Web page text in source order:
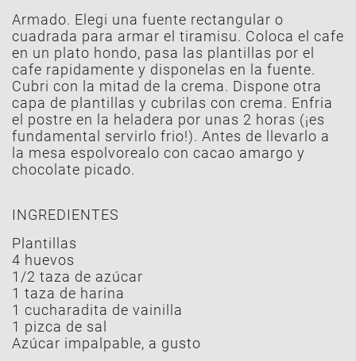
Armado. Elegi una fuente rectangular o
cuadrada para armar el tiramisu. Coloca el cafe
en un plato hondo, pasa las plantillas por el
cafe rapidamente y disponelas en la fuente.
Cubri con la mitad de la crema. Dispone otra
capa de plantillas y cubrilas con crema. Enfria
el postre en la heladera por unas 2 horas (¡es
fundamental servirlo frio!). Antes de llevarlo a
la mesa espolvorealo con cacao amargo y
chocolate picado.
INGREDIENTES
Plantillas
4 huevos
1/2 taza de azúcar
1 taza de harina
1 cucharadita de vainilla
1 pizca de sal
Azúcar impalpable, a gusto